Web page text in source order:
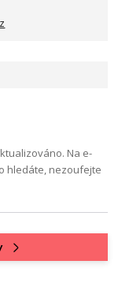
Na e-
hledáte, nezoufejte